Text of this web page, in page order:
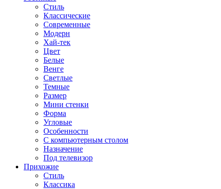
Стиль
Классические
Современные
Модерн
Хай-тек
Цвет
Белые
Венге
Светлые
Темные
Размер
Мини стенки
Форма
Угловые
Особенности
С компьютерным столом
Назначение
Под телевизор
Прихожие
Стиль
Классика